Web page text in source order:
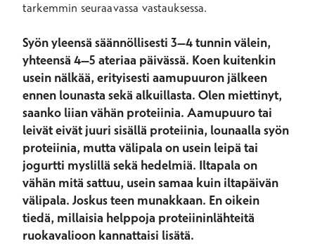
tarkemmin seuraavassa vastauksessa.
Syön yleensä säännöllisesti 3–4 tunnin välein,
yhteensä 4–5 ateriaa päivässä. Koen kuitenkin
usein nälkää, erityisesti aamupuuron jälkeen
ennen lounasta sekä alkuillasta. Olen miettinyt,
saanko liian vähän proteiinia. Aamupuuro tai
leivät eivät juuri sisällä proteiinia, lounaalla syön
proteiinia, mutta välipala on usein leipä tai
jogurtti myslillä sekä hedelmiä. Iltapala on
vähän mitä sattuu, usein samaa kuin iltapäivän
välipala. Joskus teen munakkaan. En oikein
tiedä, millaisia helppoja proteiininlähteitä
ruokavalioon kannattaisi lisätä.